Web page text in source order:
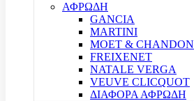
ΑΦΡΩΔΗ
GANCIA
MARTINI
MOET & CHANDON
FREIXENET
NATALE VERGA
VEUVE CLICQUOT
ΔΙΑΦΟΡΑ ΑΦΡΩΔΗ